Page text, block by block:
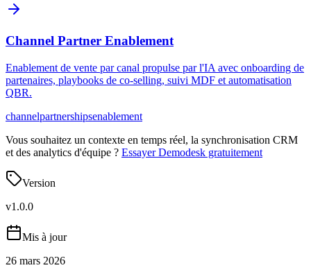
Channel Partner Enablement
Enablement de vente par canal propulse par l'IA avec onboarding de
partenaires, playbooks de co-selling, suivi MDF et automatisation
QBR.
channelpartnershipsenablement
Vous souhaitez un contexte en temps réel, la synchronisation CRM
et des analytics d'équipe ? Essayer Demodesk gratuitement
Version
v1.0.0
Mis à jour
26 mars 2026